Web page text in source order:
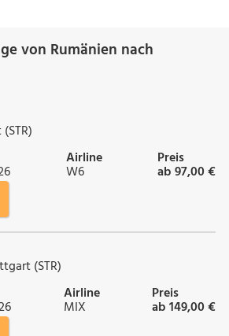
von Rumänien nach
Airline
W6
Preis
ab 97,00 €
(STR)
Airline
MIX
Preis
ab 149,00 €